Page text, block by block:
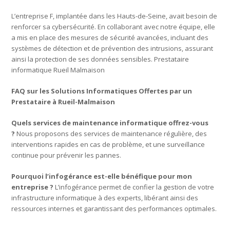
L’entreprise F, implantée dans les Hauts-de-Seine, avait besoin de
renforcer sa cybersécurité. En collaborant avec notre équipe, elle
a mis en place des mesures de sécurité avancées, incluant des
systèmes de détection et de prévention des intrusions, assurant
ainsi la protection de ses données sensibles. Prestataire
informatique Rueil Malmaison
FAQ sur les Solutions Informatiques Offertes par un
Prestataire à Rueil-Malmaison
Quels services de maintenance informatique offrez-vous
? Nous proposons des services de maintenance régulière, des
interventions rapides en cas de problème, et une surveillance
continue pour prévenir les pannes.
Pourquoi l’infogérance est-elle bénéfique pour mon
entreprise ? L’infogérance permet de confier la gestion de votre
infrastructure informatique à des experts, libérant ainsi des
ressources internes et garantissant des performances optimales.